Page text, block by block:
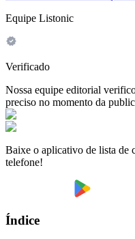
Equipe Listonic
Verificado
Nossa equipe editorial
preciso no momento da
Baixe o aplicativo de lista de
telefone!
Índice